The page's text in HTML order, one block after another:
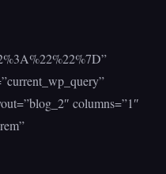
columns=”1″